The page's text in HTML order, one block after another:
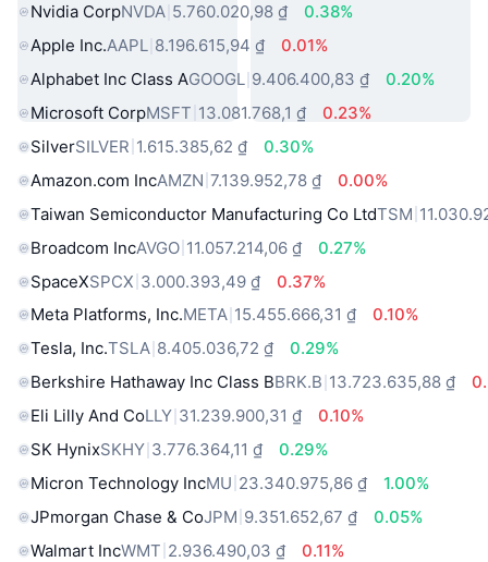
Nvidia CorpNVDA 5.760.020,98 ₫
0.38%
Apple Inc.AAPL 8.196.615,94 ₫
0.01%
Alphabet Inc Class AGOOGL 9.406.400,83 ₫
0.20%
Microsoft CorpMSFT 13.081.768,1 ₫
0.23%
SilverSILVER 1.615.385,62 ₫
0.30%
Amazon.com IncAMZN 7.139.952,78 ₫
0.00%
Taiwan Semiconductor Manufacturing Co LtdTSM
Broadcom IncAVGO 11.057.214,06 ₫
0.27%
SpaceXSPCX 3.000.393,49 ₫
0.37%
Meta Platforms, Inc.META 15.455.666,31 ₫
0.10%
Tesla, Inc.TSLA 8.405.036,72 ₫
0.29%
Berkshire Hathaway Inc Class BBRK.B 13.723.635,88 ₫
Eli Lilly And CoLLY 31.239.900,31 ₫
0.10%
SK HynixSKHY 3.776.364,11 ₫
0.29%
Micron Technology IncMU 23.340.975,86 ₫
1.00%
JPmorgan Chase & CoJPM 9.351.652,67 ₫
0.05%
Walmart IncWMT 2.936.490,03 ₫ 0.11%